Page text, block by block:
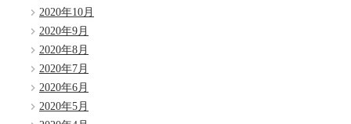
2020年10月
2020年9月
2020年8月
2020年7月
2020年6月
2020年5月